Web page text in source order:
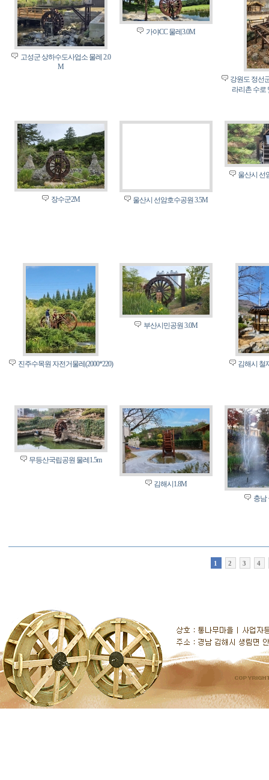
고성군 상하수도사업소 물레 2.0
M
가야CC 물레3.0M
강원도 정선
라리촌 수로
장수군2M 울산시 선암호수공원 3.5M
울산시 선
진주수목원 자전거물레(2000*220)
부산시민공원 3.0M
김해시 철
무등산국립공원 물레1.5m
김해시1.8M
충남
1 2 3 4